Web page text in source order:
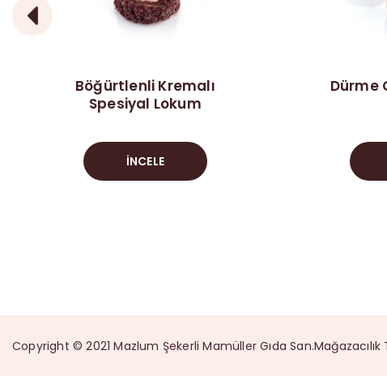
Böğürtlenli Kremalı
Spesiyal Lokum
İNCELE
Dürme
Copyright © 2021 Mazlum Şekerli Mamüller Gıda San.Mağazacılık